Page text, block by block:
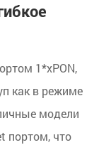
1*xPON,
как в режиме
модели
портом, что